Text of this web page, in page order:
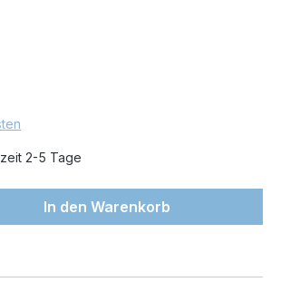
2-5 Tage
den gewünschten Wert
In den Warenkorb